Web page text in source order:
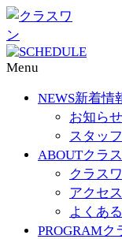
Menu
NEWS新着情
お知らせ
スタッ
ABOUTクラ
クラス
アクセス
よくあ
PROGRAMク